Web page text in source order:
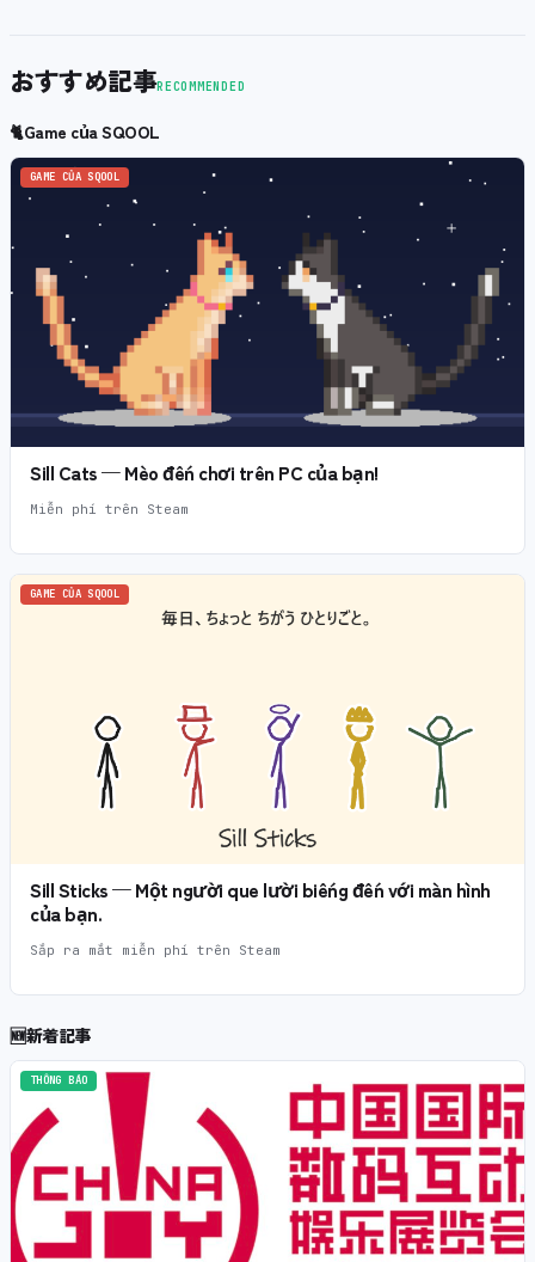
おすすめ記事RECOMMENDED
🐈Game của SQOOL
GAME CỦA SQOOL
Sill Cats — Mèo đến chơi trên PC của bạn!
Miễn phí trên Steam
GAME CỦA SQOOL
Sill Sticks — Một người que lười biếng đến với màn hình
của bạn.
Sắp ra mắt miễn phí trên Steam
🆕新着記事
THÔNG BÁO